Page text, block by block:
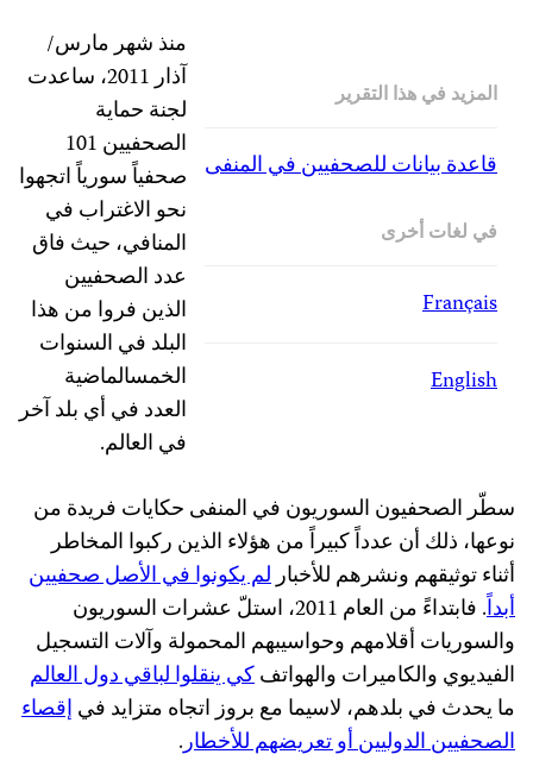
المزيد في هذا التقرير
قاعدة بيانات للصحفيين في المنفى
في لغات أخرى
Français
English
منذ شهر مارس/
آذار 2011، ساعدت
لجنة حماية
الصحفيين 101
صحفياً سورياً اتجهوا
نحو الاغتراب في
المنافي، حيث فاق
عدد الصحفيين
الذين فروا من هذا
البلد في السنوات
الخمسالماضية
العدد في أي بلد آخر
في العالم.
سطّر الصحفيون السوريون في المنفى حكايات فريدة من
نوعها، ذلك أن عدداً كبيراً من هؤلاء الذين ركبوا المخاطر
أثناء توثيقهم ونشرهم للأخبارلم يكونوا في الأصل صحفيين
أبداً
. فابتداءً من العام 2011، استلّ عشرات السوريون
والسوريات أقلامهم وحواسيبهم المحمولة وآلات التسجيل
الفيديوي والكاميرات والهواتفكي ينقلوا لباقي دول العالم
ما يحدث في بلدهم، لاسيما مع بروز اتجاه متزايد في إقصاء
الصحفيين الدوليين أو تعريضهم للأخطار.